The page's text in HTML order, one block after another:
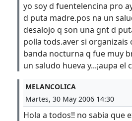
yo soy d fuentelencina pro
d puta madre.pos na un
desalojo q son una gnt d
polla tods.aver si organizais
banda nocturna q fue muy
un saludo hueva y...¡aupa el
MELANCOLICA
Martes, 30 May 2006 14:30
Hola a todos!! no sabia que